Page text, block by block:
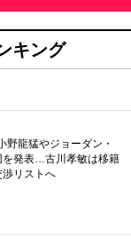
キング
野龍猛やジョーダン・
を発表…古川孝敏は移籍
リストへ